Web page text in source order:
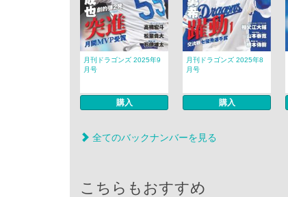
月刊ドラゴンズ 2025年9
月号
購入
月刊ドラゴンズ 2025年8
月号
購入
全てのバックナンバーを見る
こちらもおすすめ